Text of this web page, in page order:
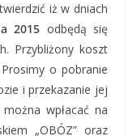
iż w dniach
2015 odbędą się
Przybliżony koszt
o pobranie
i przekazanie jej
wpłacać na
„OBÓZ” oraz